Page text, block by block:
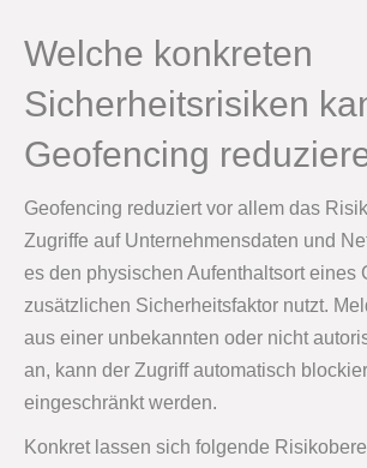
Welche konkreten
Sicherheitsrisiken
Geofencing
Geofencing reduziert vor allem das
Zugriffe auf Unternehmensdaten und
es den physischen Aufenthaltsort eines
zusätzlichen Sicherheitsfaktor nutzt.
aus einer unbekannten oder nicht
an, kann der Zugriff automatisch
eingeschränkt werden.
Konkret lassen sich folgende